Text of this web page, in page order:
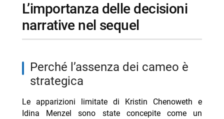
l’importanza delle decisioni
narrative nel sequel
perché l’assenza dei cameo è
strategica
Le apparizioni limitate di Kristin Chenoweth e
Idina Menzel sono state concepite come un